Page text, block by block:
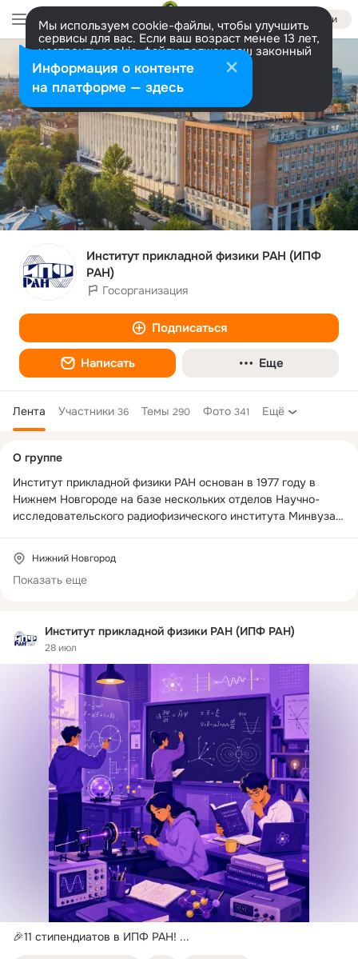
Войти
Мы используем cookie-файлы, чтобы улучшить
сервисы для вас. Если ваш возраст менее 13 лет,
настроить cookie-файлы должен ваш законный
представитель. Больше информации
Разрешить все Настроить
Институт прикладной физики РАН (ИПФ
РАН)
Госорганизация
Подписаться
Написать Еще
Лента Участники 36 Темы 290 Фото 341 Ещё
Институт прикладной физики РАН (ИПФ РАН)
28 июл
🎉11 стипендиатов в ИПФ РАН! ...
колонка
О группе
Институт прикладной физики РАН основан в 1977 году в
Нижнем Новгороде на базе нескольких отделов Научно-
исследовательского радиофизического института Минвуза
Сейчас ИПФ РАН - один из крупнейших научных центров
страны, где проводятся исследования по целому ряду
- Физики плазмы и электроники больших мощностей
- Геофизических исследований
- Нелинейной динамики и оптики
- и Центр гидроакустики
За несколько десятилетий в ИПФ РАН создана мощная
экспериментальная база, на которой проводятся
исследования в области электроники больших мощностей,
электродинамики плазмы, нелинейной динамики, лазерной
физики и оптики, а та
Нижний Новгород
Показать еще
Информация о контенте
на платформе — здесь